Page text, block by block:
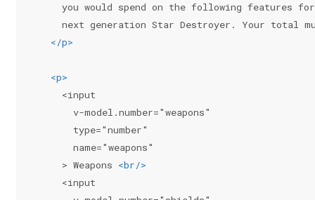
you would spend on the following features
next generation Star Destroyer. Your total
</p>
<p>
    <input
      v-model.number="weapons"
      type="number"
      name="weapons"
    > Weapons
<br/>
    <input